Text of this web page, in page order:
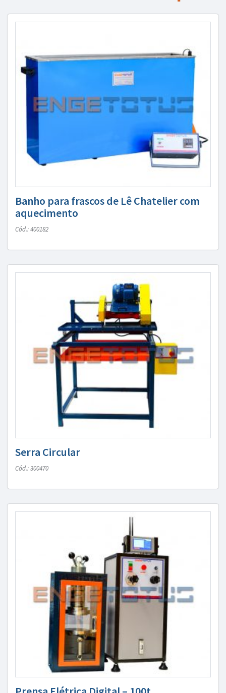
Banho para frascos de Lê Chatelier com
aquecimento
Cód.: 400182
Serra Circular
Cód.: 300470